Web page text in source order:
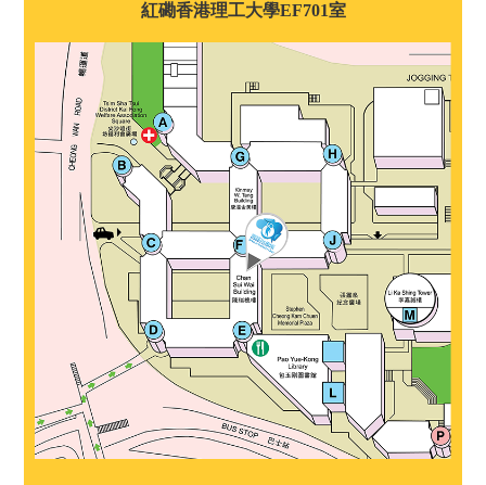
紅磡香港理工大學EF701室